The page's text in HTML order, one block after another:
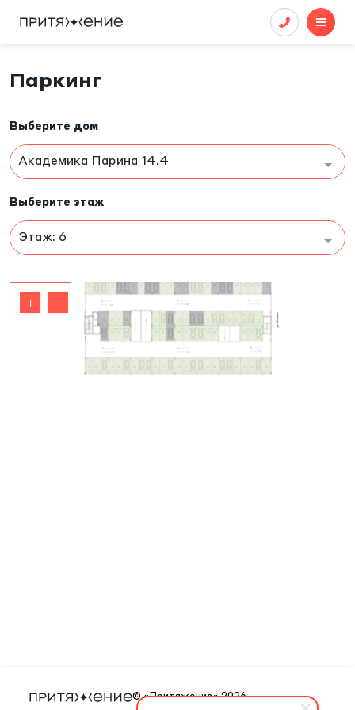
Паркинг
Выберите дом
Академика Парина 14.4
Выберите этаж
Этаж: 6
© «Притяжение» 2026